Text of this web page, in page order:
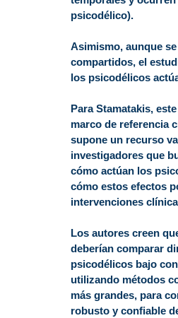
psicodélico).
Asimismo, aunque
compartidos, el
los psicodélicos
Para Stamatakis,
marco de referencia
supone un recurso
investigadores que
cómo actúan los
cómo estos efectos
intervenciones
Los autores creen
deberían comparar
psicodélicos bajo
utilizando métodos
más grandes, para
robusto y confiable